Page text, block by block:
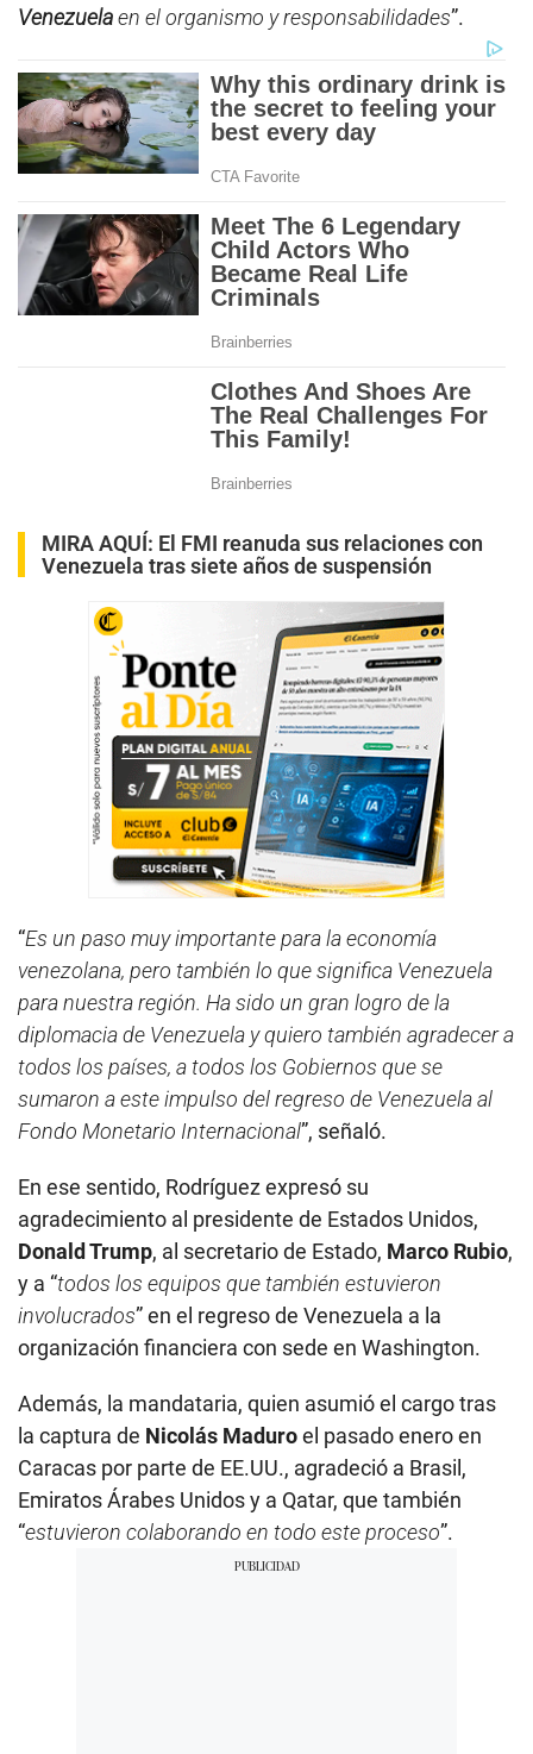
Venezuelaen el organismo y responsabilidades”.
MIRA AQUÍ: El FMI reanuda sus relaciones con
Venezuela tras siete años de suspensión
“Es un paso muy importante para la economía
venezolana, pero también lo que significa Venezuela
para nuestra región. Ha sido un gran logro de la
diplomacia de Venezuela y quiero también agradecer a
todos los países, a todos los Gobiernos que se
sumaron a este impulso del regreso de Venezuela al
Fondo Monetario Internacional”, señaló.
En ese sentido, Rodríguez expresó su
agradecimiento al presidente de Estados Unidos,
Donald Trump, al secretario de Estado, Marco Rubio,
y a “todos los equipos que también estuvieron
involucrados” en el regreso de Venezuela a la
organización financiera con sede en Washington.
Además, la mandataria, quien asumió el cargo tras
la captura de Nicolás Maduroel pasado enero en
Caracas por parte de EE.UU., agradeció a Brasil,
Emiratos Árabes Unidos y a Qatar, que también
“estuvieron colaborando en todo este proceso”.